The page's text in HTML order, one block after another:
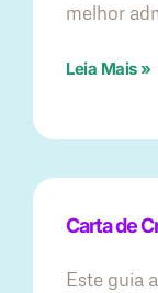
melhor
Leia Mais »
Carta de
Este guia